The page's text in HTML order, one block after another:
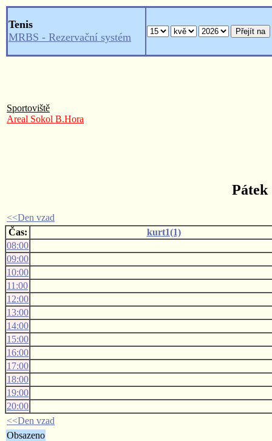
Tenis
MRBS - Rezervační systém
Sportoviště
Areal Sokol B.Hora
Pátek
<<Den vzad
Čas:
kurt1(1)
08:00
09:00
10:00
11:00
12:00
13:00
14:00
15:00
16:00
17:00
18:00
19:00
20:00
<<Den vzad
Obsazeno